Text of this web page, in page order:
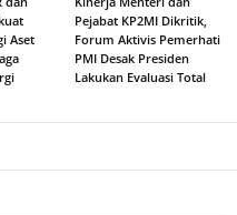
Aset
Pejabat KP2MI Dikritik,
Forum Aktivis Pemerhati
PMI Desak Presiden
Lakukan Evaluasi Total